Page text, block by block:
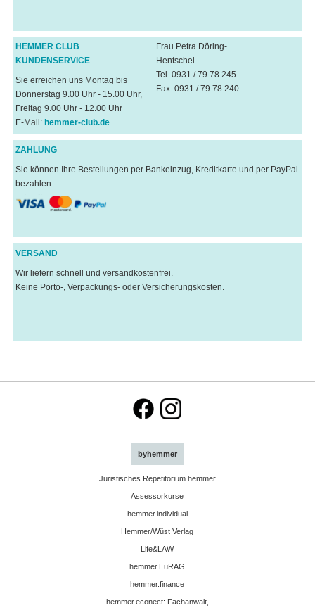
HEMMER CLUB
KUNDENSERVICE
Sie erreichen uns Montag bis
Donnerstag 9.00 Uhr - 15.00 Uhr,
Freitag 9.00 Uhr - 12.00 Uhr
E-Mail: hemmer-club.de
Frau Petra Döring-
Hentschel
Tel. 0931 / 79 78 245
Fax: 0931 / 79 78 240
ZAHLUNG
Sie können Ihre Bestellungen per Bankeinzug, Kreditkarte und per PayPal
bezahlen.
VERSAND
Wir liefern schnell und versandkostenfrei.
Keine Porto-, Verpackungs- oder Versicherungskosten.
byhemmer
Juristisches Repetitorium hemmer
Assessorkurse
hemmer.individual
Hemmer/Wüst Verlag
Life&LAW
hemmer.EuRAG
hemmer.finance
hemmer.econect: Fachanwalt,